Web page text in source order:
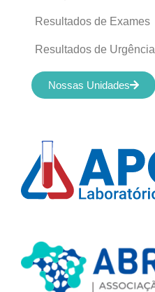
Resultados de Exames
Resultados de Urgência
Nossas Unidades